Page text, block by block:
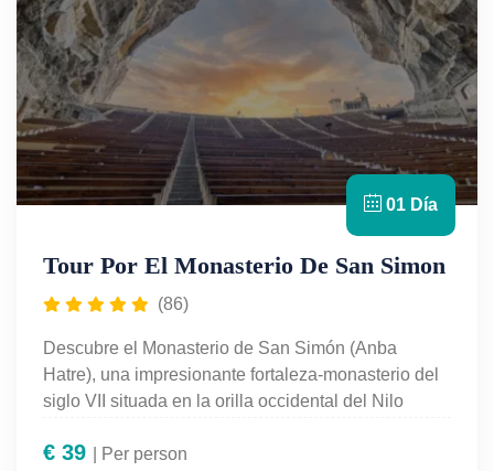
aventura nubia!
01 Día
Tour Por El Monasterio De San Simon
(86)
Descubre el Monasterio de San Simón (Anba
Hatre), una impresionante fortaleza-monasterio del
siglo VII situada en la orilla occidental del Nilo
de antiguos muros de ladrillo y piedra, iglesias,
€ 39 | Per person